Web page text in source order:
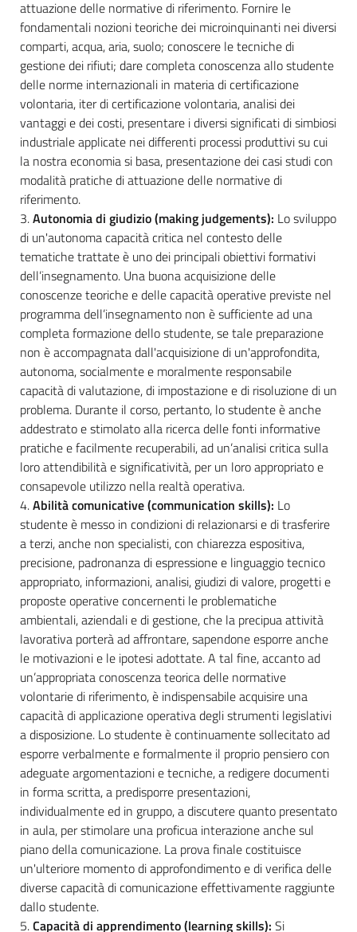
attuazione delle normative di riferimento. Fornire le
fondamentali nozioni teoriche dei microinquinanti nei diversi
comparti, acqua, aria, suolo; conoscere le tecniche di
gestione dei rifiuti; dare completa conoscenza allo studente
delle norme internazionali in materia di certificazione
volontaria, iter di certificazione volontaria, analisi dei
vantaggi e dei costi, presentare i diversi significati di simbiosi
industriale applicate nei differenti processi produttivi su cui
la nostra economia si basa, presentazione dei casi studi con
modalità pratiche di attuazione delle normative di
riferimento.
3.Autonomia di giudizio (making judgements): Lo sviluppo
di un'autonoma capacità critica nel contesto delle
tematiche trattate è uno dei principali obiettivi formativi
dell’insegnamento. Una buona acquisizione delle
conoscenze teoriche e delle capacità operative previste nel
programma dell’insegnamento non è sufficiente ad una
completa formazione dello studente, se tale preparazione
non è accompagnata dall'acquisizione di un'approfondita,
autonoma, socialmente e moralmente responsabile
capacità di valutazione, di impostazione e di risoluzione di un
problema. Durante il corso, pertanto, lo studente è anche
addestrato e stimolato alla ricerca delle fonti informative
pratiche e facilmente recuperabili, ad un’analisi critica sulla
loro attendibilità e significatività, per un loro appropriato e
consapevole utilizzo nella realtà operativa.
4.Abilità comunicative (communication skills): Lo
studente è messo in condizioni di relazionarsi e di trasferire
a terzi, anche non specialisti, con chiarezza espositiva,
precisione, padronanza di espressione e linguaggio tecnico
appropriato, informazioni, analisi, giudizi di valore, progetti e
proposte operative concernenti le problematiche
ambientali, aziendali e di gestione, che la precipua attività
lavorativa porterà ad affrontare, sapendone esporre anche
le motivazioni e le ipotesi adottate. A tal fine, accanto ad
un’appropriata conoscenza teorica delle normative
volontarie di riferimento, è indispensabile acquisire una
capacità di applicazione operativa degli strumenti legislativi
a disposizione. Lo studente è continuamente sollecitato ad
esporre verbalmente e formalmente il proprio pensiero con
adeguate argomentazioni e tecniche, a redigere documenti
in forma scritta, a predisporre presentazioni,
individualmente ed in gruppo, a discutere quanto presentato
in aula, per stimolare una proficua interazione anche sul
piano della comunicazione. La prova finale costituisce
un'ulteriore momento di approfondimento e di verifica delle
diverse capacità di comunicazione effettivamente raggiunte
dallo studente.
5.Capacità di apprendimento (learning skills): Si